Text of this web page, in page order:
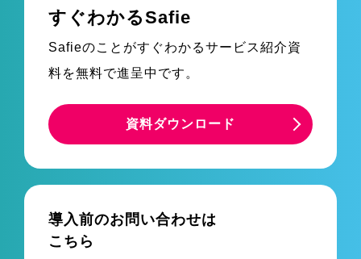
すぐわかるSafie
Safieのことがすぐわかるサービス紹介資
料を無料で進呈中です。
資料ダウンロード
導入前のお問い合わせは
こちら